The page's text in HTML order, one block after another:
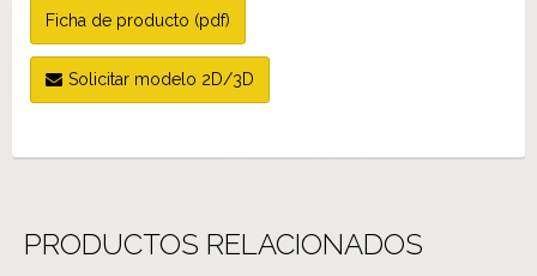
Ficha de producto (pdf)
Solicitar modelo 2D/3D
PRODUCTOS RELACIONADOS